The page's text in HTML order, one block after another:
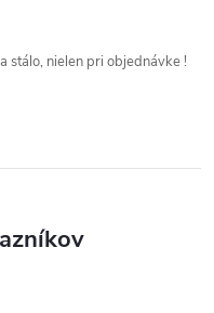
stálo, nielen pri objednávke !